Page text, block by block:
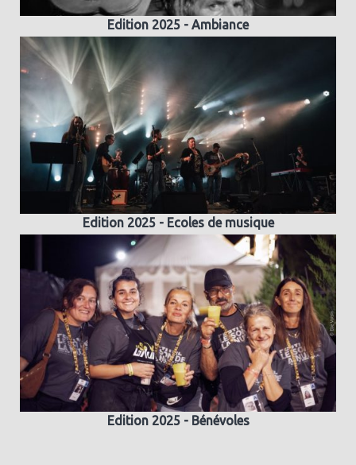
Edition 2025 - Ambiance
Edition 2025 - Ecoles de musique
Edition 2025 - Bénévoles